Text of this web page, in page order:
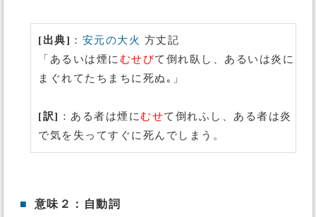
[出典] ： 安元の大火 方丈記
「あるいは煙に むせびて倒れ臥し、あるいは炎に
まぐれてたちまちに死ぬ｡」
[訳] ：ある者は煙にむせて倒れふし、ある者は炎
で気を失ってすぐに死んでしまう。
■ 意味２：自動詞